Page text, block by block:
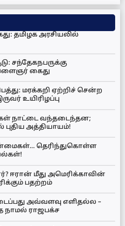
தமிழக அரசியலில்
சந்தேகநபருக்கு
கைது
மரக்கறி ஏற்றிச் சென்ற
உயிரிழப்பு
நாட்டை வந்தடைந்தன;
அத்தியாயம்!
தெரிந்துகொள்ள
ஈரான் மீது அமெரிக்காவின்
பதற்றம்
அவ்வளவு எளிதல்ல –
நாமல் ராஜபக்ச